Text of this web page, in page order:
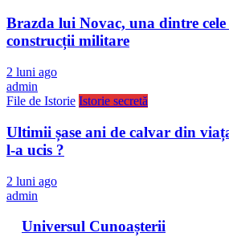
Brazda lui Novac, una dintre
construcții militare
2 luni ago
admin
File de Istorie Istorie secretă
Ultimii șase ani de calvar din
l-a ucis ?
2 luni ago
admin
Universul Cunoașterii